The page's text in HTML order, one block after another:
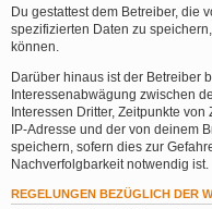
Du gestattest dem Betreiber, die
spezifizierten Daten zu
können.
Darüber hinaus ist der Betreiber
Interessenabwägung zwischen
Interessen Dritter, Zeitpunkte
IP-Adresse und der von deinem
speichern, sofern dies zur
Nachverfolgbarkeit notwendig ist.
REGELUNGEN BEZÜGLICH DER